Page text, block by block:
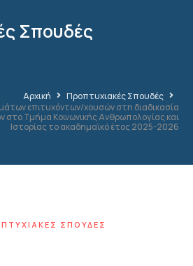
Σπουδές
Αρχική
Προπτυχιακές Σπουδές
επιτυχόντων/χουσών στη διαδικασία
στο Τμήμα Κοινωνικής Ανθρωπολογίας και
Ιστορίας το ακαδημαϊκό έτος 2025-2026
ΣΠΟΥΔΈΣ